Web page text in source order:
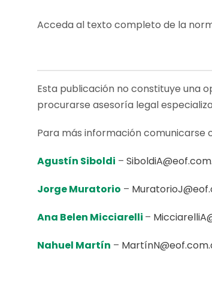
Acceda al texto completo de la
Esta publicación no constituye una
procurarse asesoría legal
Para más información comunicarse
Agustín Siboldi –
Jorge Muratorio –
Ana Belen Micciarelli –
Nahuel Martín –